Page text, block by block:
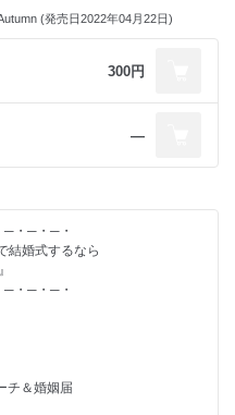
きな結婚準備を！
て？
応援しています。
(発売日2022年04月22日)
300円
―
・─・─・
結婚式するなら
・─・─・
チ＆婚姻届